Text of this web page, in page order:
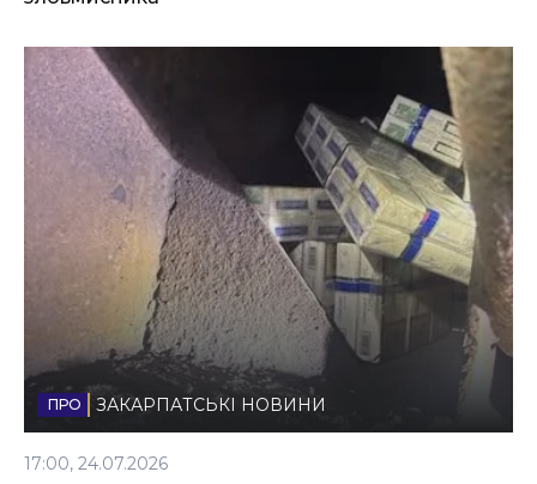
ЗАКАРПАТСЬКІ НОВИНИ
17:00, 24.07.2026